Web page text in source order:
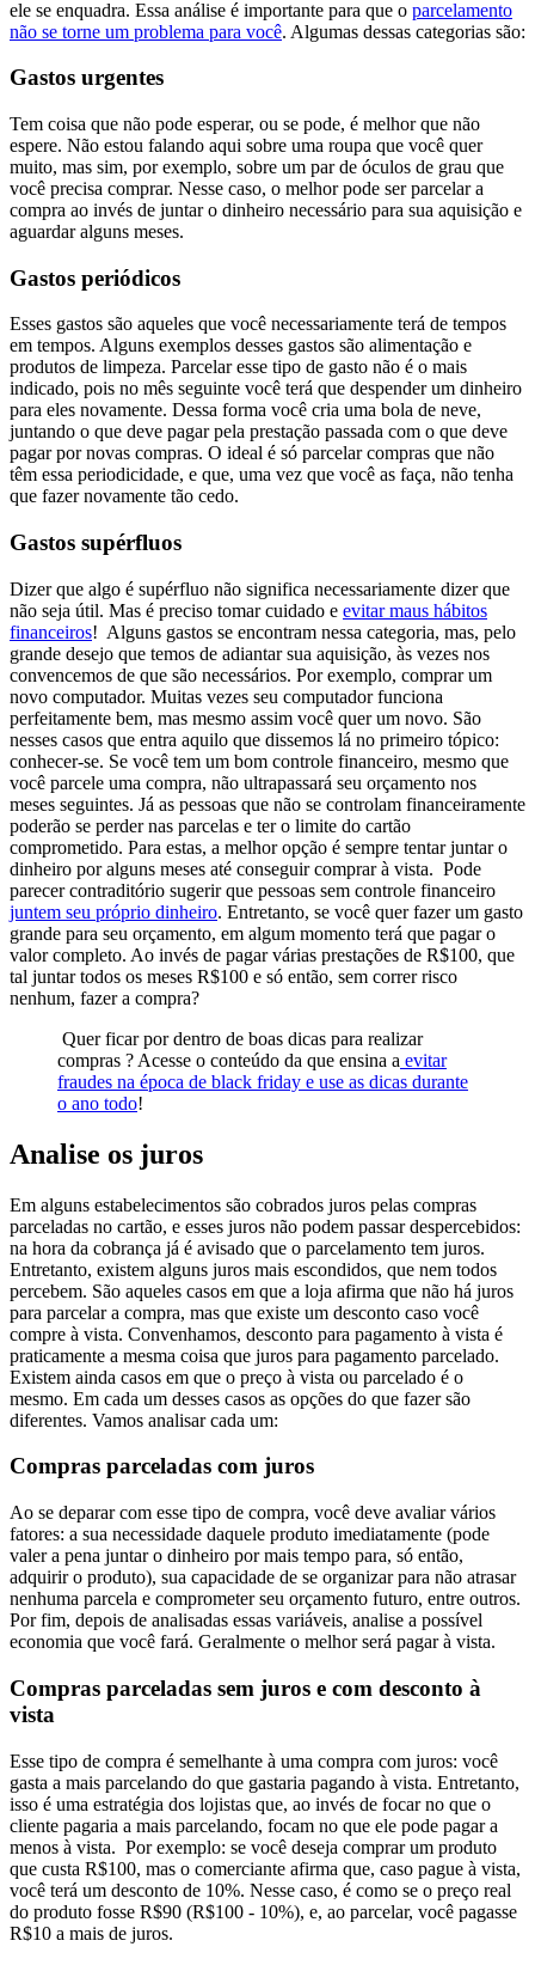
ele se enquadra. Essa análise é importante para que o parcelamento
não se torne um problema para você. Algumas dessas categorias são:
Gastos urgentes
Tem coisa que não pode esperar, ou se pode, é melhor que não
espere. Não estou falando aqui sobre uma roupa que você quer
muito, mas sim, por exemplo, sobre um par de óculos de grau que
você precisa comprar. Nesse caso, o melhor pode ser parcelar a
compra ao invés de juntar o dinheiro necessário para sua aquisição e
aguardar alguns meses.
Gastos periódicos
Esses gastos são aqueles que você necessariamente terá de tempos
em tempos. Alguns exemplos desses gastos são alimentação e
produtos de limpeza. Parcelar esse tipo de gasto não é o mais
indicado, pois no mês seguinte você terá que despender um dinheiro
para eles novamente. Dessa forma você cria uma bola de neve,
juntando o que deve pagar pela prestação passada com o que deve
pagar por novas compras. O ideal é só parcelar compras que não
têm essa periodicidade, e que, uma vez que você as faça, não tenha
que fazer novamente tão cedo.
Gastos supérfluos
Dizer que algo é supérfluo não significa necessariamente dizer que
não seja útil. Mas é preciso tomar cuidado e evitar maus hábitos
financeiros! Alguns gastos se encontram nessa categoria, mas, pelo
grande desejo que temos de adiantar sua aquisição, às vezes nos
convencemos de que são necessários. Por exemplo, comprar um
novo computador. Muitas vezes seu computador funciona
perfeitamente bem, mas mesmo assim você quer um novo. São
nesses casos que entra aquilo que dissemos lá no primeiro tópico:
conhecer-se. Se você tem um bom controle financeiro, mesmo que
você parcele uma compra, não ultrapassará seu orçamento nos
meses seguintes. Já as pessoas que não se controlam financeiramente
poderão se perder nas parcelas e ter o limite do cartão
comprometido. Para estas, a melhor opção é sempre tentar juntar o
dinheiro por alguns meses até conseguir comprar à vista. Pode
parecer contraditório sugerir que pessoas sem controle financeiro
juntem seu próprio dinheiro. Entretanto, se você quer fazer um gasto
grande para seu orçamento, em algum momento terá que pagar o
valor completo. Ao invés de pagar várias prestações de R$100, que
tal juntar todos os meses R$100 e só então, sem correr risco
nenhum, fazer a compra?
Quer ficar por dentro de boas dicas para realizar
compras ? Acesse o conteúdo da que ensina a evitar
fraudes na época de black friday e use as dicas durante
o ano todo!
Analise os juros
Em alguns estabelecimentos são cobrados juros pelas compras
parceladas no cartão, e esses juros não podem passar despercebidos:
na hora da cobrança já é avisado que o parcelamento tem juros.
Entretanto, existem alguns juros mais escondidos, que nem todos
percebem. São aqueles casos em que a loja afirma que não há juros
para parcelar a compra, mas que existe um desconto caso você
compre à vista. Convenhamos, desconto para pagamento à vista é
praticamente a mesma coisa que juros para pagamento parcelado.
Existem ainda casos em que o preço à vista ou parcelado é o
mesmo. Em cada um desses casos as opções do que fazer são
diferentes. Vamos analisar cada um:
Compras parceladas com juros
Ao se deparar com esse tipo de compra, você deve avaliar vários
fatores: a sua necessidade daquele produto imediatamente (pode
valer a pena juntar o dinheiro por mais tempo para, só então,
adquirir o produto), sua capacidade de se organizar para não atrasar
nenhuma parcela e comprometer seu orçamento futuro, entre outros.
Por fim, depois de analisadas essas variáveis, analise a possível
economia que você fará. Geralmente o melhor será pagar à vista.
Compras parceladas sem juros e com desconto à
vista
Esse tipo de compra é semelhante à uma compra com juros: você
gasta a mais parcelando do que gastaria pagando à vista. Entretanto,
isso é uma estratégia dos lojistas que, ao invés de focar no que o
cliente pagaria a mais parcelando, focam no que ele pode pagar a
menos à vista. Por exemplo: se você deseja comprar um produto
que custa R$100, mas o comerciante afirma que, caso pague à vista,
você terá um desconto de 10%. Nesse caso, é como se o preço real
do produto fosse R$90 (R$100 - 10%), e, ao parcelar, você pagasse
R$10 a mais de juros.